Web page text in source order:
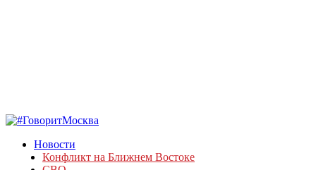
Новости
Конфликт на Ближнем Востоке